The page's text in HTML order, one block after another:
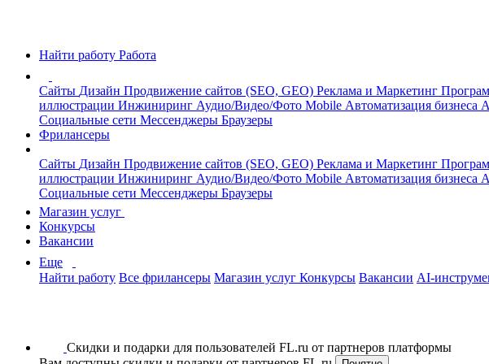
Найти работу Работа
Сайты Дизайн Продвижение сайтов (SEO, GEO) Реклама и Маркетинг
иллюстрации Инжиниринг Аудио/Видео/Фото Mobile Автоматизация бизнеса
Социальные сети Мессенджеры Браузеры
Фрилансеры
Сайты Дизайн Продвижение сайтов (SEO, GEO) Реклама и Маркетинг
иллюстрации Инжиниринг Аудио/Видео/Фото Mobile Автоматизация бизнеса
Социальные сети Мессенджеры Браузеры
Магазин услуг
Конкурсы
Вакансии
Еще
Найти работу Все фрилансеры Магазин услуг Конкурсы Вакансии AI-
Скидки и подарки для пользователей FL.ru от партнеров платформы